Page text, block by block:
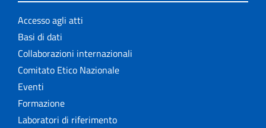
Accesso agli atti
Basi di dati
Collaborazioni internazionali
Comitato Etico Nazionale
Eventi
Formazione
Laboratori di riferimento